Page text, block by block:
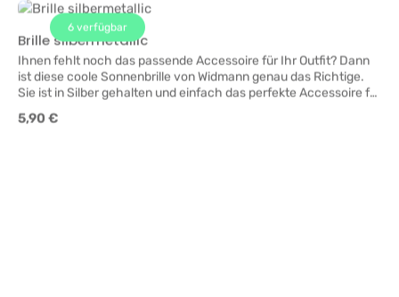
6 verfügbar
Brille silbermetallic
Ihnen fehlt noch das passende Accessoire für Ihr Outfit? Dann
ist diese coole Sonnenbrille von Widmann genau das Richtige.
Sie ist in Silber gehalten und einfach das perfekte Accessoire für
Popstar-, Hollywood- und Agenten Kostüme. Die Gläser der
Brille sind etwas dunkler, da sie zum Schutze vor der Sonne
Regulärer Preis:
5,90 €